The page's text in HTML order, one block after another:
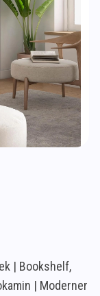
| Bookshelf,
| Moderner